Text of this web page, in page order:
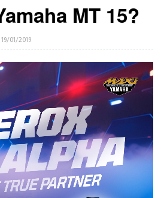
MT 15?
19/01/2019